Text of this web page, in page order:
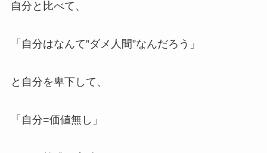
自分と比べて、
「自分はなんて”ダメ人間”なんだろう」
と自分を卑下して、
「自分=価値無し」